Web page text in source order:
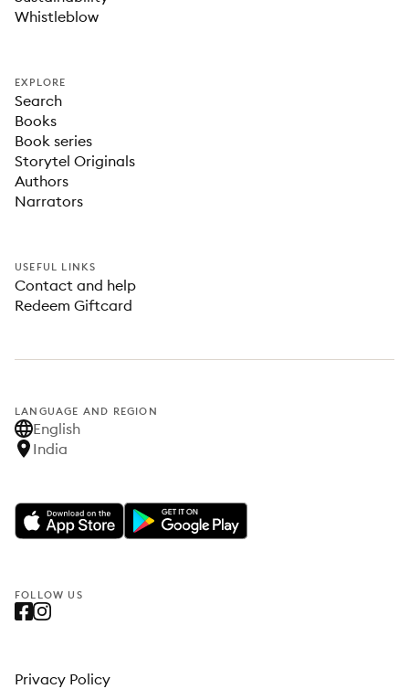
Whistleblow
EXPLORE
Search
Books
Book series
Storytel Originals
Authors
Narrators
USEFUL LINKS
Contact and help
Redeem Giftcard
LANGUAGE AND REGION
English
India
FOLLOW US
Privacy Policy